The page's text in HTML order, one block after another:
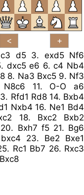
c3 d5 3. exd5 Nf6
dxc5 e6 6.c4 Nb4
8. Na3 Bxc5 9. Nf3
N8c6 11. O-O
a6
Rfd1 Rd8 14. Bxb4
Nxb4 16. Ne1 Bd4
18. Bxc2
Bxb2
20. Bxh7 f5 21. Bg6
bxc4 23. Be2
Bxe1
Rc1 Bb7 26. Rxc3
Bxc8